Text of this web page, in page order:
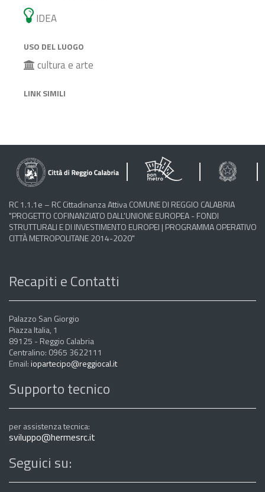
IDEA
USO DEL LUOGO
cultura e arte
LINK SIMILI
RC 1.1.1e – RC Cittadinanza Attiva COMUNE DI REGGIO CALABRIA
"PROGETTO COFINANZIATO DALL'UNIONE EUROPEA - FONDI
STRUTTURALI E DI INVESTIMENTO EUROPEI | PROGRAMMA OPERATIVO
CITTÀ METROPOLITANE 2014-2020"
Recapiti e Contatti
Palazzo San Giorgio
Piazza Italia, 1
89125 - Reggio Calabria
Centralino: 0965 3622111
Email:iopartecipo@reggiocal.it
Supporto tecnico
per assistenza tecnica:
sviluppo@hermesrc.it
Seguici su: